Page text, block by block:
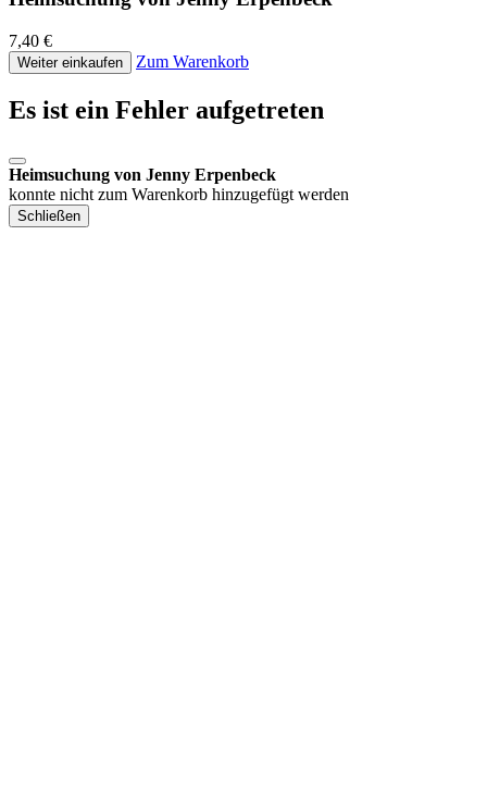
7,40 €
Weiter einkaufen Zum Warenkorb
Es ist ein Fehler aufgetreten
Heimsuchung von Jenny Erpenbeck
konnte nicht zum Warenkorb hinzugefügt werden
Schließen